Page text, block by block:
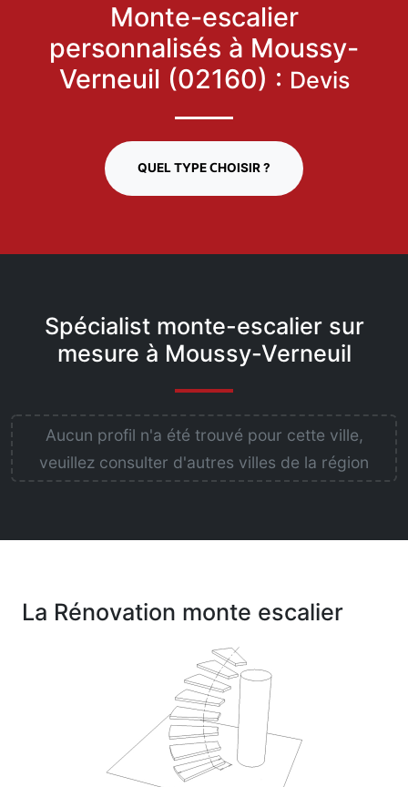
Monte-escalier
personnalisés à Moussy-
Verneuil (02160) : Devis
QUEL TYPE CHOISIR ?
Spécialist monte-escalier sur
mesure à Moussy-Verneuil
Aucun profil n'a été trouvé pour cette ville,
veuillez consulter d'autres villes de la région
La Rénovation monte escalier